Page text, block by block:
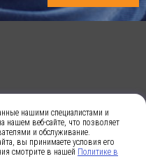
нашими специалистами и
нашем веб-сайте, что позволяет
и обслуживание.
вы принимаете условия его
смотрите в нашей Политике в